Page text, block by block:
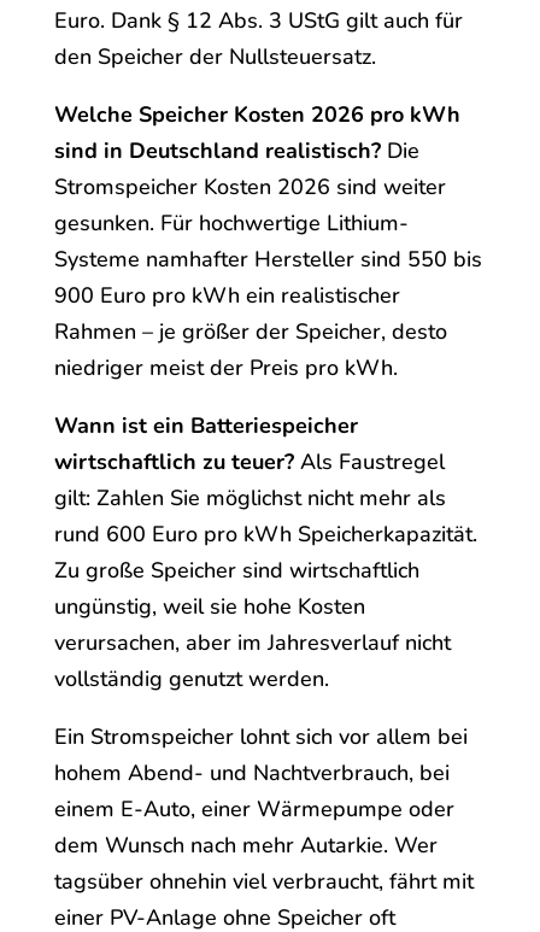
Euro. Dank § 12 Abs. 3 UStG gilt auch für
den Speicher der Nullsteuersatz.
Welche Speicher Kosten 2026 pro kWh
sind in Deutschland realistisch? Die
Stromspeicher Kosten 2026 sind weiter
gesunken. Für hochwertige Lithium-
Systeme namhafter Hersteller sind 550 bis
900 Euro pro kWh ein realistischer
Rahmen – je größer der Speicher, desto
niedriger meist der Preis pro kWh.
Wann ist ein Batteriespeicher
wirtschaftlich zu teuer? Als Faustregel
gilt: Zahlen Sie möglichst nicht mehr als
rund 600 Euro pro kWh Speicherkapazität.
Zu große Speicher sind wirtschaftlich
ungünstig, weil sie hohe Kosten
verursachen, aber im Jahresverlauf nicht
vollständig genutzt werden.
Ein Stromspeicher lohnt sich vor allem bei
hohem Abend- und Nachtverbrauch, bei
einem E-Auto, einer Wärmepumpe oder
dem Wunsch nach mehr Autarkie. Wer
tagsüber ohnehin viel verbraucht, fährt mit
einer PV-Anlage ohne Speicher oft